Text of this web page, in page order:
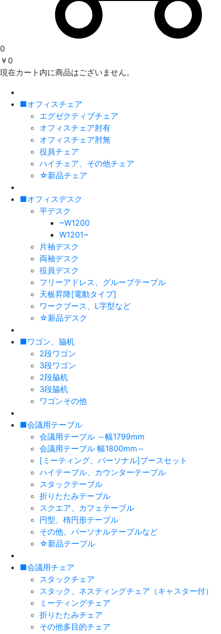
0
￥0
現在カート内に商品はございません。
■オフィスチェア
エグゼクティブチェア
オフィスチェア肘有
オフィスチェア肘無
役員チェア
ハイチェア、その他チェア
☆新品チェア
■オフィスデスク
平デスク
~W1200
W1201~
片袖デスク
両袖デスク
役員デスク
フリーアドレス、グループテーブル
天板昇降[電動タイプ]
ワークブース、L字型など
☆新品デスク
■ワゴン、脇机
2段ワゴン
3段ワゴン
2段脇机
3段脇机
ワゴンその他
■会議用テーブル
会議用テーブル ～幅1799mm
会議用テーブル 幅1800mm～
[ミーティング、パーソナル]ブースセット
ハイテーブル、カウンターテーブル
スタックテーブル
折りたたみテーブル
スクエア、カフェテーブル
円型、楕円形テーブル
その他、パーソナルテーブルなど
☆新品テーブル
■会議用チェア
スタックチェア
スタック、ネスティングチェア（キャスター付）
ミーティングチェア
折りたたみチェア
その他多目的チェア